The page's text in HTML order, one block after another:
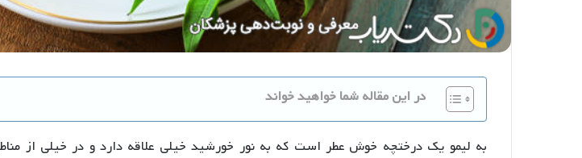
در این مقاله شما خواهید خواند
به لیمو یک درختچه خوش عطر است که به نور خورشید خیلی علاقه دارد و در خیلی از